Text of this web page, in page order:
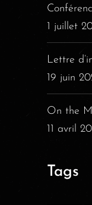
1 juillet
Lettre
19 juin
On the
11 avril
Tags